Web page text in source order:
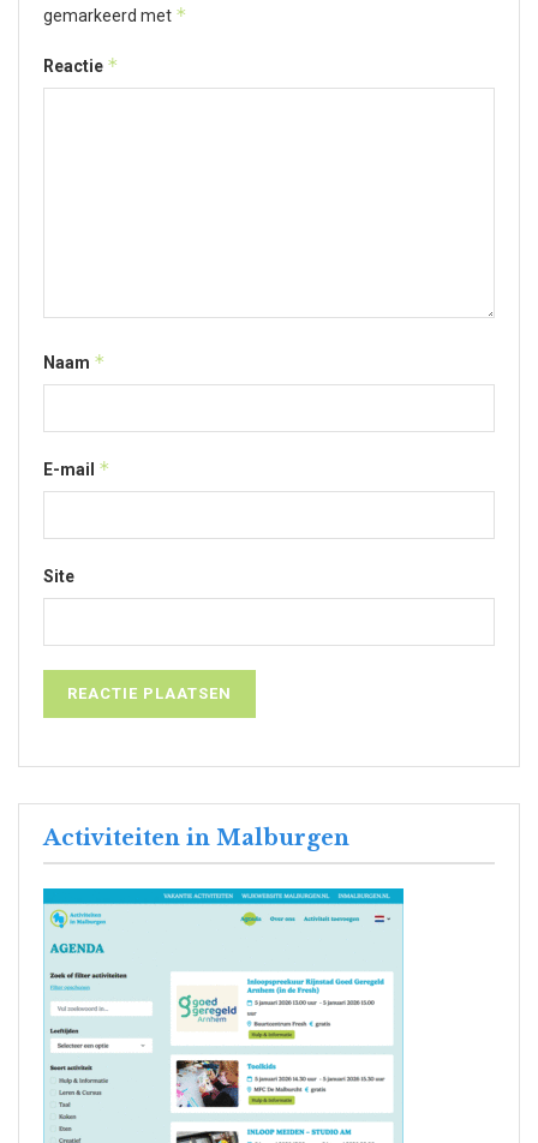
gemarkeerd met *
Reactie *
Naam *
E-mail *
Site
Activiteiten in Malburgen